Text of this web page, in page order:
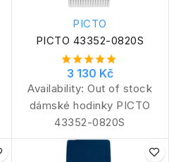
PICTO
PICTO 43352-0820S
3 130 Kč
Availability: Out of stock
dámské hodinky PICTO
43352-0820S